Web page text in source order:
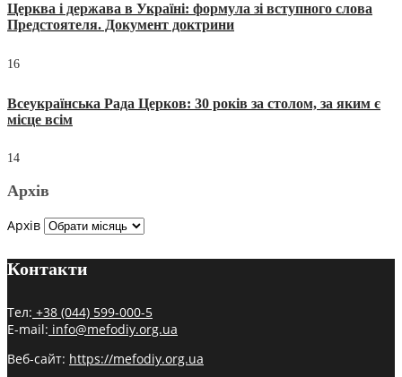
Церква і держава в Україні: формула зі вступного слова
Предстоятеля. Документ доктрини
16
Всеукраїнська Рада Церков: 30 років за столом, за яким є
місце всім
14
Архів
Архів
Контакти
Тел: +38 (044) 599-000-5
E-mail: info@mefodiy.org.ua
Веб-сайт: https://mefodiy.org.ua